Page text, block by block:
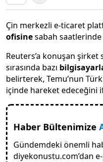
Çin merkezli e-ticaret
ofisinesabah saatlerinde
Reuters’a konuşan şirket
sırasında bazı
belirterek, Temu’nun
içinde hareket edeceğini
Haber Bültenimize
Gündemdeki önemli
diyekonustu.com’dan